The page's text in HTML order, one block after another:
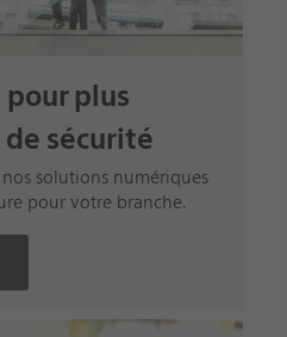
plus
sécurité
solutions numériques
pour votre branche.